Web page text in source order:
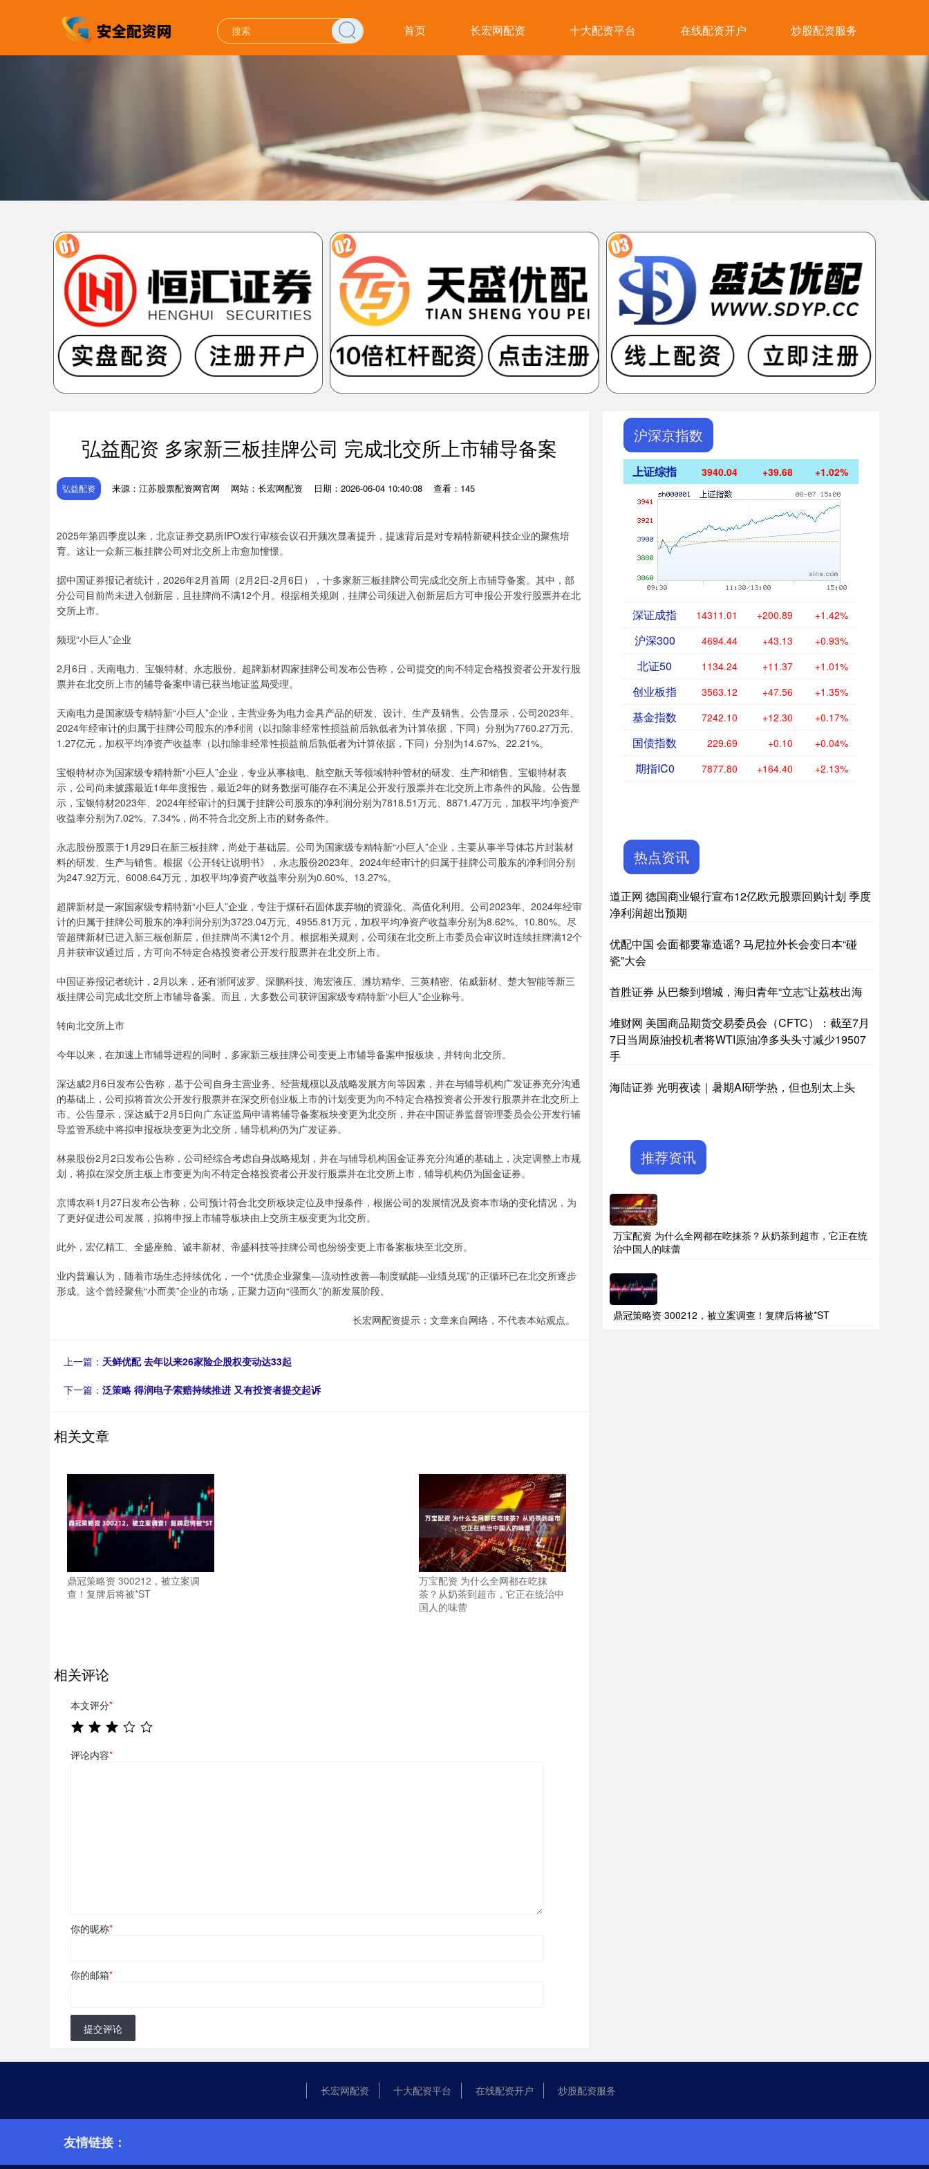
首页 长宏网配资 十大配资平台 在线配资开户 炒股配资服务
弘益配资 多家新三板挂牌公司 完成北交所上市辅导备案
弘益配资 来源：江苏股票配资网官网 网站：长宏网配资 日期：2026-06-04 10:40:08 查看：145
2025年第四季度以来，北京证券交易所IPO发行审核会议召开频次显著提升，提速背后是对专精特新硬科技企业的聚焦培
育。这让一众新三板挂牌公司对北交所上市愈加憧憬。
据中国证券报记者统计，2026年2月首周（2月2日-2月6日），十多家新三板挂牌公司完成北交所上市辅导备案。其中，部
分公司目前尚未进入创新层，且挂牌尚不满12个月。根据相关规则，挂牌公司须进入创新层后方可申报公开发行股票并在北
交所上市。
频现“小巨人”企业
2月6日，天南电力、宝银特材、永志股份、超牌新材四家挂牌公司发布公告称，公司提交的向不特定合格投资者公开发行股
票并在北交所上市的辅导备案申请已获当地证监局受理。
天南电力是国家级专精特新“小巨人”企业，主营业务为电力金具产品的研发、设计、生产及销售。公告显示，公司2023年、
2024年经审计的归属于挂牌公司股东的净利润（以扣除非经常性损益前后孰低者为计算依据，下同）分别为7760.27万元、
1.27亿元，加权平均净资产收益率（以扣除非经常性损益前后孰低者为计算依据，下同）分别为14.67%、22.21%。
宝银特材亦为国家级专精特新“小巨人”企业，专业从事核电、航空航天等领域特种管材的研发、生产和销售。宝银特材表
示，公司尚未披露最近1年年度报告，最近2年的财务数据可能存在不满足公开发行股票并在北交所上市条件的风险。公告显
示，宝银特材2023年、2024年经审计的归属于挂牌公司股东的净利润分别为7818.51万元、8871.47万元，加权平均净资产
收益率分别为7.02%、7.34%，尚不符合北交所上市的财务条件。
永志股份股票于1月29日在新三板挂牌，尚处于基础层。公司为国家级专精特新“小巨人”企业，主要从事半导体芯片封装材
料的研发、生产与销售。根据《公开转让说明书》，永志股份2023年、2024年经审计的归属于挂牌公司股东的净利润分别
为247.92万元、6008.64万元，加权平均净资产收益率分别为0.60%、13.27%。
超牌新材是一家国家级专精特新“小巨人”企业，专注于煤矸石固体废弃物的资源化、高值化利用。公司2023年、2024年经审
计的归属于挂牌公司股东的净利润分别为3723.04万元、4955.81万元，加权平均净资产收益率分别为8.62%、10.80%。尽
管超牌新材已进入新三板创新层，但挂牌尚不满12个月。根据相关规则，公司须在北交所上市委员会审议时连续挂牌满12个
月并获审议通过后，方可向不特定合格投资者公开发行股票并在北交所上市。
中国证券报记者统计，2月以来，还有浙阿波罗、深鹏科技、海宏液压、潍坊精华、三英精密、佑威新材、楚大智能等新三
板挂牌公司完成北交所上市辅导备案。而且，大多数公司获评国家级专精特新“小巨人”企业称号。
转向北交所上市
今年以来，在加速上市辅导进程的同时，多家新三板挂牌公司变更上市辅导备案申报板块，并转向北交所。
深达威2月6日发布公告称，基于公司自身主营业务、经营规模以及战略发展方向等因素，并在与辅导机构广发证券充分沟通
的基础上，公司拟将首次公开发行股票并在深交所创业板上市的计划变更为向不特定合格投资者公开发行股票并在北交所上
市。公告显示，深达威于2月5日向广东证监局申请将辅导备案板块变更为北交所，并在中国证券监督管理委员会公开发行辅
导监管系统中将拟申报板块变更为北交所，辅导机构仍为广发证券。
林泉股份2月2日发布公告称，公司经综合考虑自身战略规划，并在与辅导机构国金证券充分沟通的基础上，决定调整上市规
划，将拟在深交所主板上市变更为向不特定合格投资者公开发行股票并在北交所上市，辅导机构仍为国金证券。
京博农科1月27日发布公告称，公司预计符合北交所板块定位及申报条件，根据公司的发展情况及资本市场的变化情况，为
了更好促进公司发展，拟将申报上市辅导板块由上交所主板变更为北交所。
此外，宏亿精工、全盛座舱、诚丰新材、帝盛科技等挂牌公司也纷纷变更上市备案板块至北交所。
业内普遍认为，随着市场生态持续优化，一个“优质企业聚集—流动性改善—制度赋能—业绩兑现”的正循环已在北交所逐步
形成。这个曾经聚焦“小而美”企业的市场，正聚力迈向“强而久”的新发展阶段。
长宏网配资提示：文章来自网络，不代表本站观点。
上一篇： 天鲜优配 去年以来26家险企股权变动达33起
下一篇： 泛策略 得润电子索赔持续推进 又有投资者提交起诉
相关文章
鼎冠策略资 300212，被立案调
查！复牌后将被*ST
万宝配资 为什么全网都在吃抹
茶？从奶茶到超市，它正在统治中
国人的味蕾
相关评论
本文评分*
评论内容*
你的昵称*
你的邮箱*
提交评论
沪深京指数
上证综指 3940.04 +39.68 +1.02%
深证成指 14311.01 +200.89 +1.42%
沪深300 4694.44 +43.13 +0.93%
北证50 1134.24 +11.37 +1.01%
创业板指 3563.12 +47.56 +1.35%
基金指数 7242.10 +12.30 +0.17%
国债指数 229.69 +0.10 +0.04%
期指IC0 7877.80 +164.40 +2.13%
热点资讯
道正网 德国商业银行宣布12亿欧元股票回购计划 季度
净利润超出预期
优配中国 会面都要靠造谣? 马尼拉外长会变日本“碰
瓷”大会
首胜证券 从巴黎到增城，海归青年“立志”让荔枝出海
堆财网 美国商品期货交易委员会（CFTC）：截至7月
7日当周原油投机者将WTI原油净多头头寸减少19507
手
海陆证券 光明夜读｜暑期AI研学热，但也别太上头
推荐资讯
万宝配资 为什么全网都在吃抹茶？从奶茶到超市，它正在统
治中国人的味蕾
鼎冠策略资 300212，被立案调查！复牌后将被*ST
长宏网配资 十大配资平台 在线配资开户 炒股配资服务
友情链接：